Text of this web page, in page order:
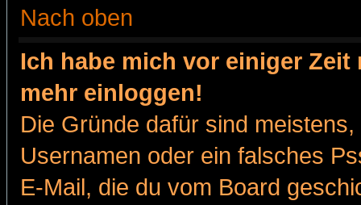
Nach oben
Ich habe mich vor einiger
mehr einloggen!
Die Gründe dafür sind
Usernamen oder ein falsches
E-Mail, die du vom Board